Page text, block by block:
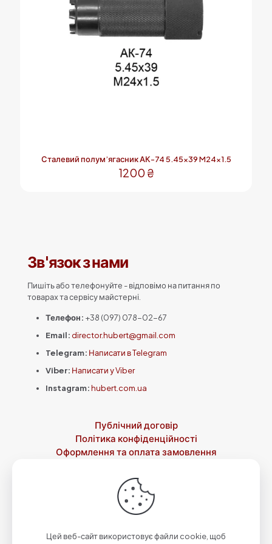
Сталевий полум’ягасник АК-74 5.45×39 M24x1.5
1200 ₴
Зв'язок з нами
Пишіть або телефонуйте - відповімо на питання по
товарах та сервісу майстерні.
Телефон: +38 (097) 078-02-67
Email: director.hubert@gmail.com
Telegram: Написати в Telegram
Viber: Написати у Viber
Instagram:hubert.com.ua
Публічний договір
Політика конфіденційності
Оформлення та оплата замовлення
Контакти
© 2023-2026 Зброярня святого Губерта by
Цей веб-сайт використовує файли cookie, щоб